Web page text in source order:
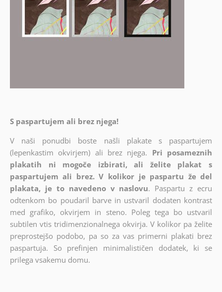
S paspartujem ali brez njega!
V naši ponudbi boste našli plakate s paspartujem
(lepenkastim okvirjem) ali brez njega. Pri posameznih
plakatih ni mogoče izbirati, ali želite plakat s
paspartujem ali brez. V kolikor je paspartu že del
plakata, je to navedeno v naslovu. Paspartu z ecru
odtenkom bo poudaril barve in ustvaril dodaten kontrast
med grafiko, okvirjem in steno. Poleg tega bo ustvaril
subtilen vtis tridimenzionalnega okvirja. V kolikor pa želite
preprostejšo podobo, pa so za vas primerni plakati brez
paspartuja. So prefinjen minimalističen dodatek, ki se
prilega vsakemu domu.